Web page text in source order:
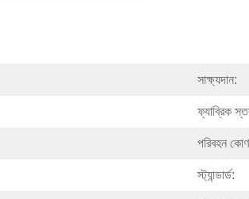
সাক্ষ্যদান:
ফ্যাব্রিক
পরিবহন
স্ট্যান্ডার্ড: